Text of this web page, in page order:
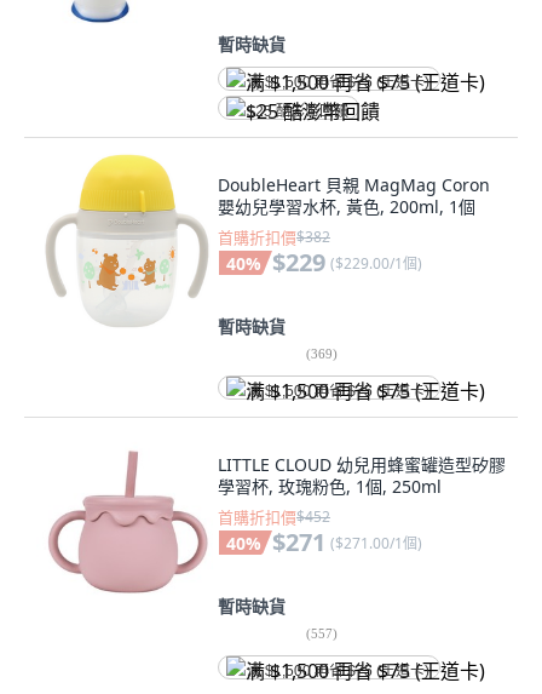
暫時缺貨
满 $1,500 再省 $75 (王道卡)
$25 酷澎幣回饋
DoubleHeart 貝親 MagMag Coron
嬰幼兒學習水杯, 黃色, 200ml, 1個
首購折扣價$382
40% $229 ($229.00/1個)
暫時缺貨
(369)
满 $1,500 再省 $75 (王道卡)
LITTLE CLOUD 幼兒用蜂蜜罐造型矽膠
學習杯, 玫瑰粉色, 1個, 250ml
首購折扣價$452
40% $271 ($271.00/1個)
暫時缺貨
(557)
满 $1,500 再省 $75 (王道卡)